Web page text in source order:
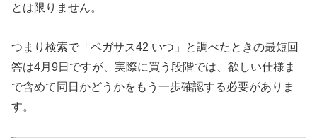
とは限りません。
つまり検索で「ペガサス42 いつ」と調べたときの最短回
答は4月9日ですが、実際に買う段階では、欲しい仕様ま
で含めて同日かどうかをもう一歩確認する必要がありま
す。